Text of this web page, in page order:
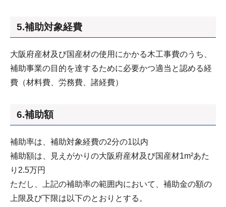
5.補助対象経費
大阪府産材及び国産材の使用にかかる木工事費のうち、
補助事業の目的を達するために必要かつ適当と認める経
費（材料費、労務費、諸経費）
6.補助額
補助率は、補助対象経費の2分の1以内
補助額は、見えがかりの大阪府産材及び国産材1m²あた
り2.5万円
ただし、上記の補助率の範囲内において、補助金の額の
上限及び下限は以下のとおりとする。